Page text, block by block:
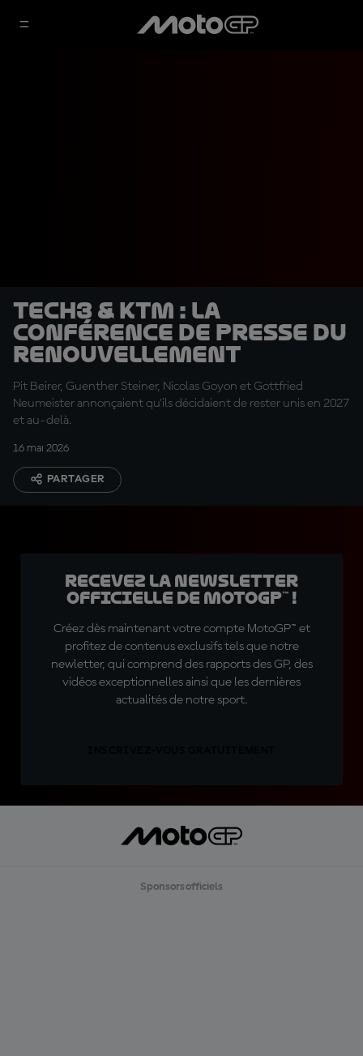
Tech3 & KTM : la
conférence de presse du
renouvellement
Pit Beirer, Guenther Steiner, Nicolas Goyon et Gottfried
Neumeister annonçaient qu'ils décidaient de rester unis en 2027
et au-delà.
16 mai 2026
PARTAGER
Recevez la Newsletter
officielle de MotoGP™ !
Créez dès maintenant votre compte MotoGP™ et
profitez de contenus exclusifs tels que notre
newletter, qui comprend des rapports des GP, des
vidéos exceptionnelles ainsi que les dernières
actualités de notre sport.
Sponsors officiels